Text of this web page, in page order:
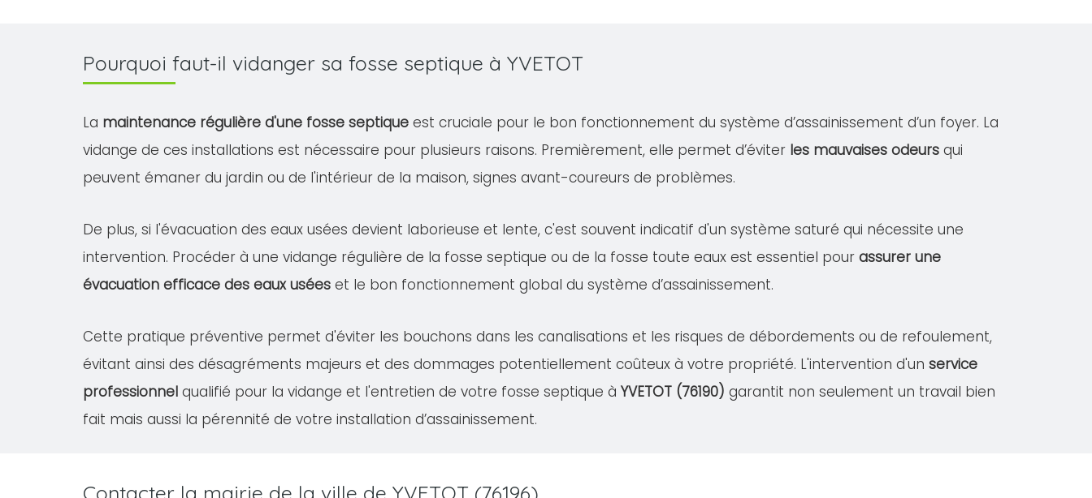
Pourquoi faut-il vidanger sa fosse septique à YVETOT
La maintenance régulière d'une fosse septique est cruciale pour le bon fonctionnement du système d’assainissement d’un foyer. La
vidange de ces installations est nécessaire pour plusieurs raisons. Premièrement, elle permet d’éviter les mauvaises odeurs qui
peuvent émaner du jardin ou de l'intérieur de la maison, signes avant-coureurs de problèmes.
De plus, si l'évacuation des eaux usées devient laborieuse et lente, c'est souvent indicatif d'un système saturé qui nécessite une
intervention. Procéder à une vidange régulière de la fosse septique ou de la fosse toute eaux est essentiel pour assurer une
évacuation efficace des eaux usées et le bon fonctionnement global du système d’assainissement.
Cette pratique préventive permet d'éviter les bouchons dans les canalisations et les risques de débordements ou de refoulement,
évitant ainsi des désagréments majeurs et des dommages potentiellement coûteux à votre propriété. L'intervention d'un service
professionnel qualifié pour la vidange et l'entretien de votre fosse septique à YVETOT (76190) garantit non seulement un travail bien
fait mais aussi la pérennité de votre installation d’assainissement.
Contacter la mairie de la ville de YVETOT (76196)